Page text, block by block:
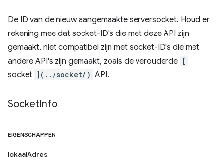
De ID van de nieuw aangemaakte serversocket. Houd er
rekening mee dat socket-ID's die met deze API zijn
gemaakt, niet compatibel zijn met socket-ID's die met
andere API's zijn gemaakt, zoals de verouderde [
socket ](../socket/) API.
SocketInfo
EIGENSCHAPPEN
lokaalAdres